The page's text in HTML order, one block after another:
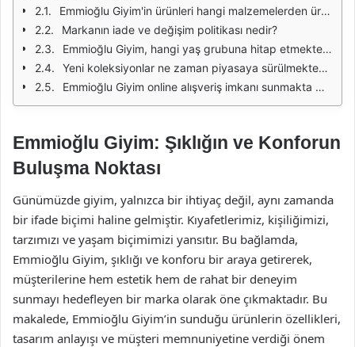
Emmioğlu Giyim'in ürünleri hangi malzemelerden üretilmektedir?
Markanın iade ve değişim politikası nedir?
Emmioğlu Giyim, hangi yaş grubuna hitap etmektedir?
Yeni koleksiyonlar ne zaman piyasaya sürülmektedir?
Emmioğlu Giyim online alışveriş imkanı sunmakta mıdır?
Emmioğlu Giyim: Şıklığın ve Konforun
Buluşma Noktası
Günümüzde giyim, yalnızca bir ihtiyaç değil, aynı zamanda
bir ifade biçimi haline gelmiştir. Kıyafetlerimiz, kişiliğimizi,
tarzımızı ve yaşam biçimimizi yansıtır. Bu bağlamda,
Emmioğlu Giyim, şıklığı ve konforu bir araya getirerek,
müşterilerine hem estetik hem de rahat bir deneyim
sunmayı hedefleyen bir marka olarak öne çıkmaktadır. Bu
makalede, Emmioğlu Giyim’in sunduğu ürünlerin özellikleri,
tasarım anlayışı ve müşteri memnuniyetine verdiği önem